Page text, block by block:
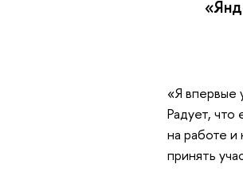
«Я впервые
Радует, что
на работе и
принять